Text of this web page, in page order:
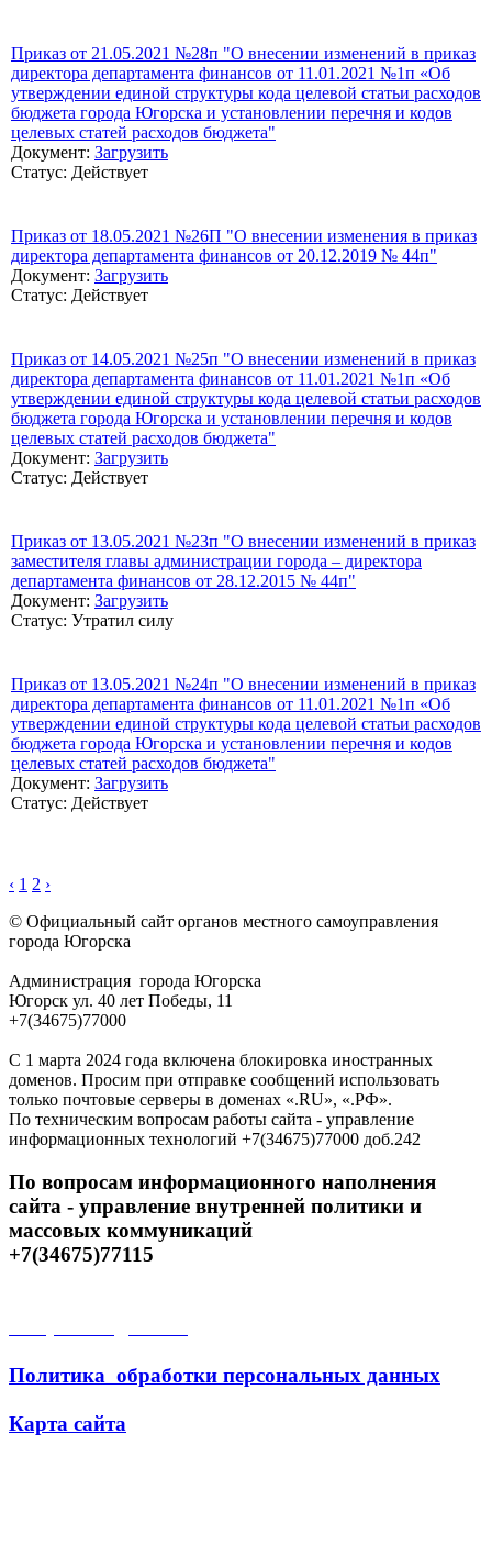
Приказ от 21.05.2021 №28п "О внесении изменений в приказ
директора департамента финансов от 11.01.2021 №1п «Об
утверждении единой структуры кода целевой статьи расходов
бюджета города Югорска и установлении перечня и кодов
целевых статей расходов бюджета"
Документ: Загрузить
Статус: Действует
Приказ от 18.05.2021 №26П "О внесении изменения в приказ
директора департамента финансов от 20.12.2019 № 44п"
Документ: Загрузить
Статус: Действует
Приказ от 14.05.2021 №25п "О внесении изменений в приказ
директора департамента финансов от 11.01.2021 №1п «Об
утверждении единой структуры кода целевой статьи расходов
бюджета города Югорска и установлении перечня и кодов
целевых статей расходов бюджета"
Документ: Загрузить
Статус: Действует
Приказ от 13.05.2021 №23п "О внесении изменений в приказ
заместителя главы администрации города – директора
департамента финансов от 28.12.2015 № 44п"
Документ: Загрузить
Статус: Утратил силу
Приказ от 13.05.2021 №24п "О внесении изменений в приказ
директора департамента финансов от 11.01.2021 №1п «Об
утверждении единой структуры кода целевой статьи расходов
бюджета города Югорска и установлении перечня и кодов
целевых статей расходов бюджета"
Документ: Загрузить
Статус: Действует
‹ 1 2 ›
© Официальный сайт органов местного самоуправления
города Югорска
Администрация города Югорска
Югорск ул. 40 лет Победы, 11
+7(34675)77000
С 1 марта 2024 года включена блокировка иностранных
доменов. Просим при отправке сообщений использовать
только почтовые серверы в доменах «.RU», «.РФ».
По техническим вопросам работы сайта - управление
информационных технологий +7(34675)77000 доб.242
По вопросам информационного наполнения
сайта - управление внутренней политики и
массовых коммуникаций
+7(34675)77115
Политика обработки персональных данных
Карта сайта